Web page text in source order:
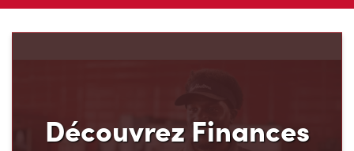
TimMD